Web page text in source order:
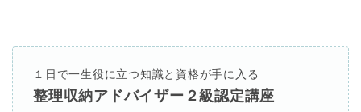
１日で一生役に立つ知識と資格が手に入る
整理収納アドバイザー２級認定講座